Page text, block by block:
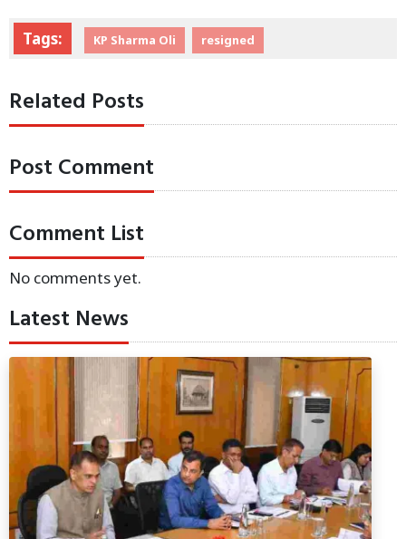
Tags: KP Sharma Oli resigned
Related Posts
Post Comment
Comment List
No comments yet.
Latest News